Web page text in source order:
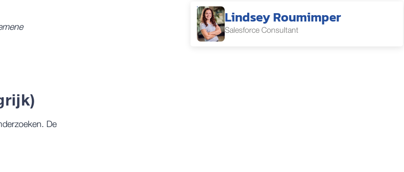
De
Lindsey Roumimper
Salesforce Consultant